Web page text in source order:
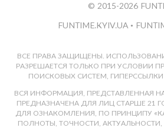
© 2015-2026
FUNTIME.KYIV.UA •
ВСЕ ПРАВА ЗАЩИЩЕНЫ.
РАЗРЕШАЕТСЯ ТОЛЬКО ПРИ УСЛОВИИ
ПОИСКОВЫХ СИСТЕМ,
ВСЯ ИНФОРМАЦИЯ, ПРЕДСТАВЛЕННАЯ
ПРЕДНАЗНАЧЕНА ДЛЯ ЛИЦ СТАРШЕ 21
ДЛЯ ОЗНАКОМЛЕНИЯ, ПО ПРИНЦИПУ
ПОЛНОТЫ, ТОЧНОСТИ,